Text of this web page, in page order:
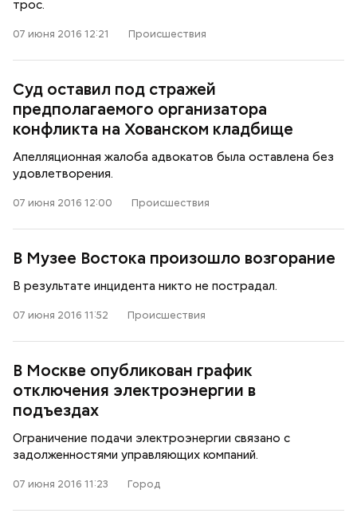
трос.
07 июня 2016 12:21 Происшествия
Суд оставил под стражей
предполагаемого организатора
конфликта на Хованском кладбище
Апелляционная жалоба адвокатов была оставлена без
удовлетворения.
07 июня 2016 12:00 Происшествия
В Музее Востока произошло возгорание
В результате инцидента никто не пострадал.
07 июня 2016 11:52 Происшествия
В Москве опубликован график
отключения электроэнергии в
подъездах
Ограничение подачи электроэнергии связано с
задолженностями управляющих компаний.
07 июня 2016 11:23 Город